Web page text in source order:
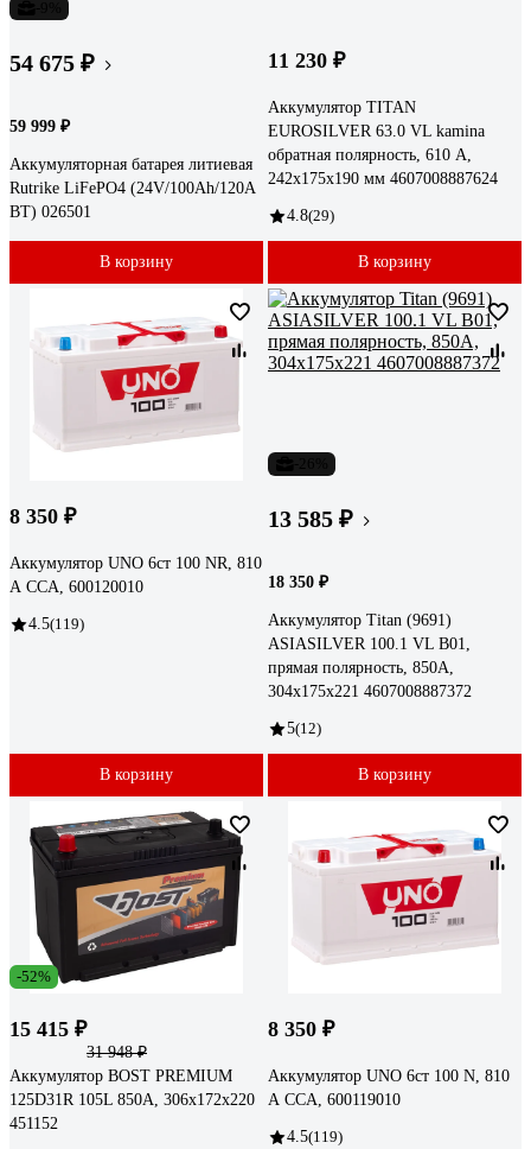
54 675 ₽
59 999 ₽
Аккумуляторная батарея литиевая
Rutrike LiFePO4 (24V/100Ah/120A
BT) 026501
В корзину
11 230 ₽
Аккумулятор TITAN
EUROSILVER 63.0 VL kamina
обратная полярность, 610 А,
242x175x190 мм 4607008887624
4.8(29)
В корзину
8 350 ₽
Аккумулятор UNO 6ст 100 NR, 810
А CCA, 600120010
4.5(119)
В корзину
13 585 ₽
18 350 ₽
Аккумулятор Titan (9691)
ASIASILVER 100.1 VL B01,
прямая полярность, 850А,
304x175x221 4607008887372
5(12)
В корзину
-52%
15 415 ₽
31 948 ₽
Аккумулятор BOST PREMIUM
125D31R 105L 850A, 306x172x220
451152
8 350 ₽
Аккумулятор UNO 6ст 100 N, 810
А CCA, 600119010
4.5(119)